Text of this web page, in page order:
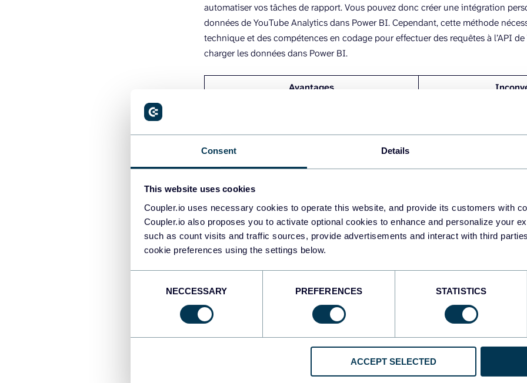
Consent Details
This website uses cookies
Coupler.io uses necessary cookies to operate this website, and provide its customers with
Coupler.io also proposes you to activate optional cookies to enhance and personalize your
such as count visits and traffic sources, provide advertisements and interact with third
cookie preferences using the settings below.
NECCESSARY PREFERENCES STATISTICS
ACCEPT SELECTED
automatiser vos tâches de rapport. Vous pouvez donc créer une intégration
données de YouTube Analytics dans Power BI. Cependant, cette méthode
technique et des compétences en codage pour effectuer des requêtes à l’API
charger les données dans Power BI.
Avantages
Requiert des
Comment mettre en place une intégration
Analytics Power BI avec Coupler.io
Pour commencer à collecter des données avec le connecteur Power BI
dans le formulaire ci-dessous. Cela vous permettra de vous inscrire gratuitement
bleue.